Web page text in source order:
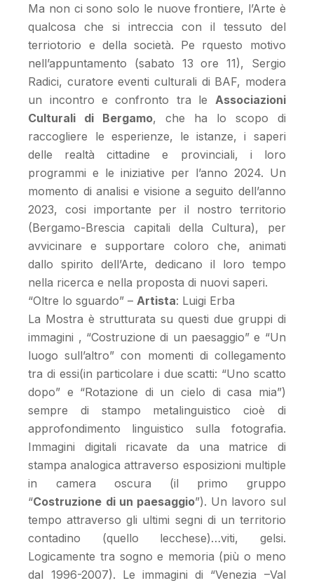
Ma non ci sono solo le nuove frontiere, l’Arte è
qualcosa che si intreccia con il tessuto del
terriotorio e della società. Pe rquesto motivo
nell’appuntamento (sabato 13 ore 11), Sergio
Radici, curatore eventi culturali di BAF, modera
un incontro e confronto tra le Associazioni
Culturali di Bergamo, che ha lo scopo di
raccogliere le esperienze, le istanze, i saperi
delle realtà cittadine e provinciali, i loro
programmi e le iniziative per l’anno 2024. Un
momento di analisi e visione a seguito dell’anno
2023, cosi importante per il nostro territorio
(Bergamo-Brescia capitali della Cultura), per
avvicinare e supportare coloro che, animati
dallo spirito dell’Arte, dedicano il loro tempo
nella ricerca e nella proposta di nuovi saperi.
“Oltre lo sguardo” – Artista: Luigi Erba
La Mostra è strutturata su questi due gruppi di
immagini , “Costruzione di un paesaggio” e “Un
luogo sull’altro” con momenti di collegamento
tra di essi(in particolare i due scatti: “Uno scatto
dopo” e “Rotazione di un cielo di casa mia”)
sempre di stampo metalinguistico cioè di
approfondimento linguistico sulla fotografia.
Immagini digitali ricavate da una matrice di
stampa analogica attraverso esposizioni multiple
in camera oscura (il primo gruppo
“Costruzione di un paesaggio”). Un lavoro sul
tempo attraverso gli ultimi segni di un territorio
contadino (quello lecchese)…viti, gelsi.
Logicamente tra sogno e memoria (più o meno
dal 1996-2007). Le immagini di “Venezia –Val